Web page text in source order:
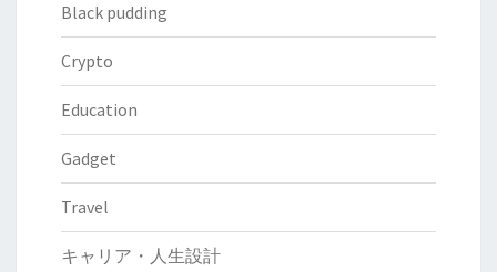
Black pudding
Crypto
Education
Gadget
Travel
キャリア・人生設計